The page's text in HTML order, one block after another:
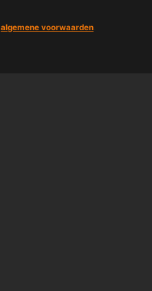
algemene voorwaarden